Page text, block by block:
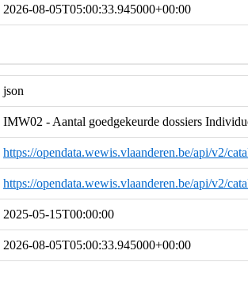
2026-08-05T05:00:33.945000+00:00
json
IMW02 - Aantal goedgekeurde dossiers
https://opendata.wewis.vlaanderen.be/api/v2/
https://opendata.wewis.vlaanderen.be/api/v2/
2025-05-15T00:00:00
2026-08-05T05:00:33.945000+00:00